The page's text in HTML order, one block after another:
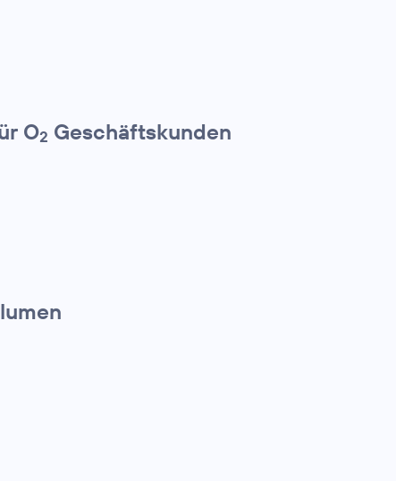
O2 Geschäftskunden